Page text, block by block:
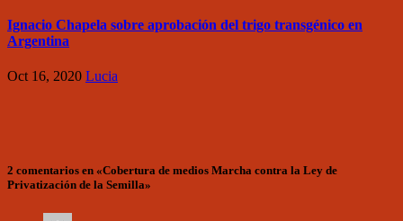
Ignacio Chapela sobre aprobación del trigo transgénico en
Argentina
Oct 16, 2020 Lucia
2 comentarios en «Cobertura de medios Marcha contra la Ley de
Privatización de la Semilla»